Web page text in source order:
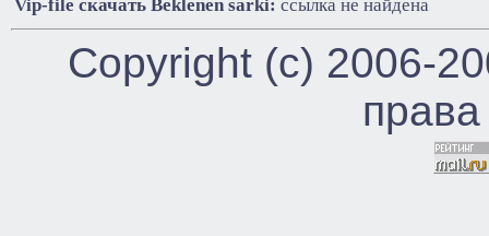
Vip-file cкачать Beklenen sarki: ссылка не найдена
Copyright (c) 2006-